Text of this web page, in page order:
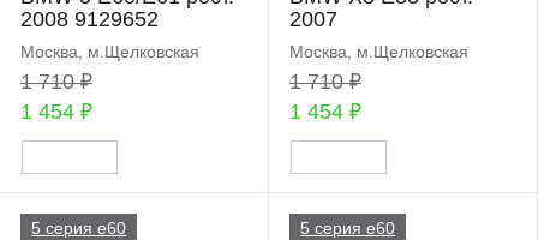
2008 9129652
Москва, м.Щелковская
1 710 ₽
1 454 ₽
2007
Москва, м.Щелковская
1 710 ₽
1 454 ₽
5 серия e60 5 серия e60